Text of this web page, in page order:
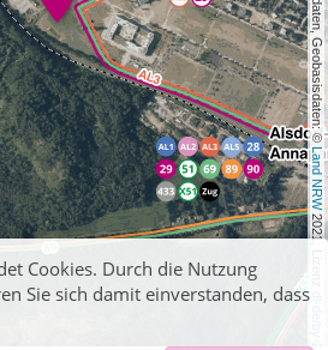
, Kartendaten, Geobasisdaten: ©
Land NRW
2021, Lizenz
dl-de/by-2-0
Cookies. Durch die Nutzung
Sie sich damit einverstanden, dass